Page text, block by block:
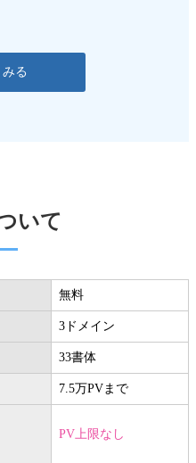
る
いて
無料
3ドメイン
33書体
7.5万PVまで
PV上限なし